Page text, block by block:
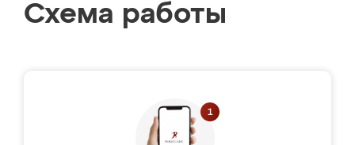
Схема работы